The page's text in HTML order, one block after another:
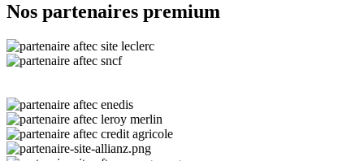
Nos partenaires premium